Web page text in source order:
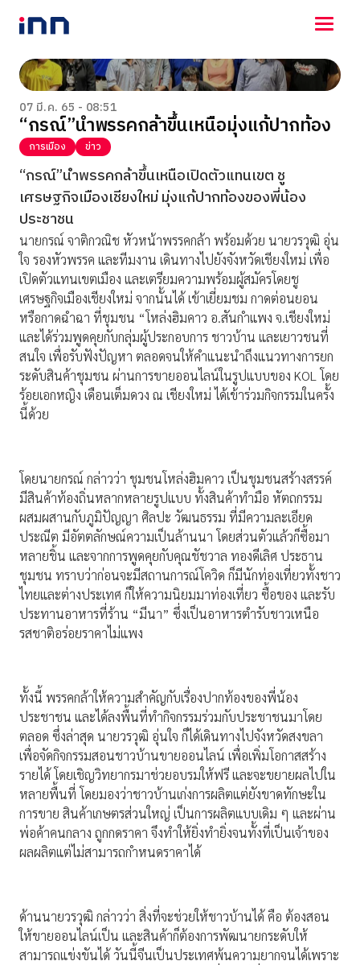
NEWS
ENTERTAINMENT
LIFESTYLE
HOROSCOPE
LOTTERY
VIDEO
ร่วมด้วยช่วยกัน
07 มี.ค. 65 - 08:51
“กรณ์”นำพรรคกล้าขึ้นเหนือมุ่งแก้ปากท้อง
การเมือง ข่าว
“กรณ์”นำพรรคกล้าขึ้นเหนือเปิดตัวแทนเขต ชู
เศรษฐกิจเมืองเชียงใหม่ มุ่งแก้ปากท้องของพี่น้อง
ประชาชน
นายกรณ์ จาติกวณิช หัวหน้าพรรคกล้า พร้อมด้วย นายวรวุฒิ อุ่น
ใจ รองหัวพรรค และทีมงาน เดินทางไปยังจังหวัดเชียงใหม่ เพื่อ
เปิดตัวแทนเขตเมือง และเตรียมความพร้อมผู้สมัครโดยชู
เศรษฐกิจเมืองเชียงใหม่ จากนั้นได้ เข้าเยี่ยมชม กาดต่อนยอน
หรือกาดฉำฉา ที่ชุมชน “โหล่งฮิมคาว อ.สันกำแพง จ.เชียงใหม่
และได้ร่วมพูดคุยกับกลุ่มผู้ประกอบการ ชาวบ้าน และเยาวชนที่
สนใจ เพื่อรับฟังปัญหา ตลอดจนให้คำแนะนำถึงแนวทางการยก
ระดับสินค้าชุมชน ผ่านการขายออนไลน์ในรูปแบบของ KOL โดย
ร้อยเอกหญิง เดือนเต็มดวง ณ เชียงใหม่ ได้เข้าร่วมกิจกรรมในครั้ง
นี้ด้วย
โดยนายกรณ์ กล่าวว่า ชุมชนโหล่งฮิมคาว เป็นชุมชนสร้างสรรค์
มีสินค้าท้องถิ่นหลากหลายรูปแบบ ทั้งสินค้าทำมือ หัตถกรรม
ผสมผสานกับภูมิปัญญา ศิลปะ วัฒนธรรม ที่มีความละเอียด
ประณีต มีอัตตลักษณ์ความเป็นล้านนา โดยส่วนตัวแล้วก็ซื้อมา
หลายชิ้น และจากการพูดคุยกับคุณชัชวาล ทองดีเลิศ ประธาน
ชุมชน ทราบว่าก่อนจะมีสถานการณ์โควิด ก็มีนักท่องเที่ยวทั้งชาว
ไทยและต่างประเทศ ก็ให้ความนิยมมาท่องเที่ยว ซื้อของ และรับ
ประทานอาหารที่ร้าน “มีนา” ซึ่งเป็นอาหารตำรับชาวเหนือ
รสชาติอร่อยราคาไม่แพง
ทั้งนี้ พรรคกล้าให้ความสำคัญกับเรื่องปากท้องของพี่น้อง
ประชาชน และได้ลงพื้นที่ทำกิจกรรมร่วมกับประชาชนมาโดย
ตลอด ซึ่งล่าสุด นายวรวุฒิ อุ่นใจ ก็ได้เดินทางไปจังหวัดสงขลา
เพื่อจัดกิจกรรมสอนชาวบ้านขายออนไลน์ เพื่อเพิ่มโอกาสสร้าง
รายได้ โดยเชิญวิทยากรมาช่วยอบรมให้ฟรี และจะขยายผลไปใน
หลายพื้นที่ โดยมองว่าชาวบ้านเก่งการผลิตแต่ยังขาดทักษะใน
การขาย สินค้าเกษตรส่วนใหญ่ เป็นการผลิตแบบเดิม ๆ และผ่าน
พ่อค้าคนกลาง ถูกกดราคา จึงทำให้ยิ่งทำยิ่งจนทั้งที่เป็นเจ้าของ
ผลผลิตแต่ไม่สามารถกำหนดราคาได้
ด้านนายวรวุฒิ กล่าวว่า สิ่งที่จะช่วยให้ชาวบ้านได้ คือ ต้องสอน
ให้ขายออนไลน์เป็น และสินค้าก็ต้องการพัฒนายกระดับให้
สามารถแข่งขันได้ วันนี้จีนเป็นประเทศพ้นความยากจนได้เพราะ